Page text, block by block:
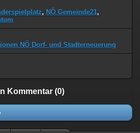
, NÖ Gemeinde21,
NÖ Dorf- und Stadterneuerung
Kommentar (0)